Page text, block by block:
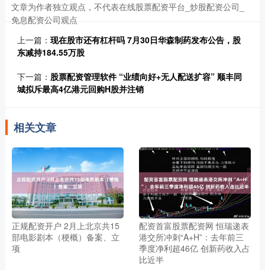
文章为作者独立观点，不代表在线股票配资平台_炒股配资公司_
免息配资公司观点
上一篇： 现在股市还有杠杆吗 7月30日华森制药发布公告，股
东减持184.55万股
下一篇： 股票配资管理软件 “业绩向好+无人配送扩容” 顺丰同
城拟斥最高4亿港元回购H股并注销
相关文章
正规配资开户 2月上北京共15
部电影剧本（梗概）备案、立
项
配资首富股票配资网 恒瑞递表
港交所冲刺“A+H”：去年前三
季度净利超46亿 创新药收入占
比近半